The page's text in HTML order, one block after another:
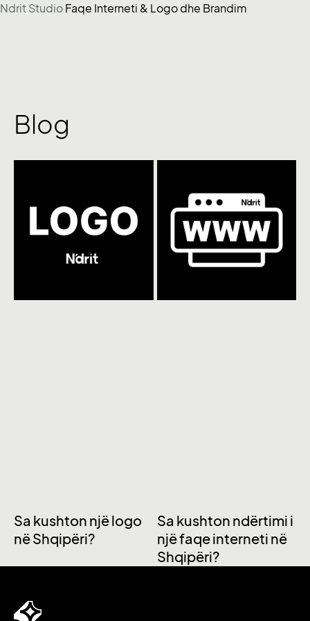
Ndrit Studio Faqe Interneti & Logo dhe Brandim
Blog
Sa kushton një logo
në Shqipëri?
Sa kushton ndërtimi i
një faqe interneti në
Shqipëri?